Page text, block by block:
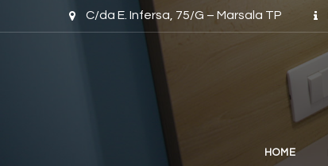
Skip to contentC/da E. Infersa, 75/G – Marsala TP
HOME